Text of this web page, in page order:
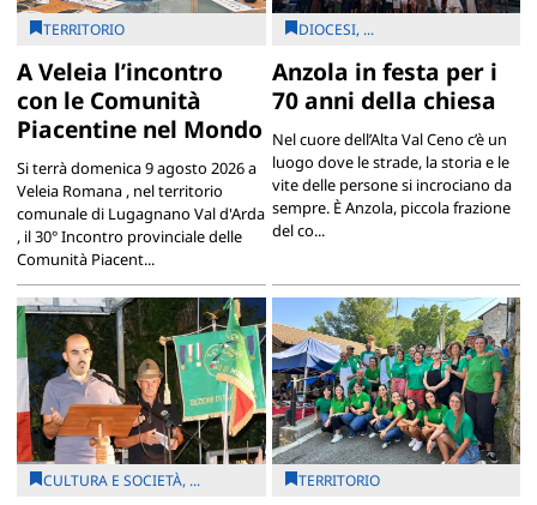
TERRITORIO
A Veleia l’incontro
con le Comunità
Piacentine nel Mondo
Si terrà domenica 9 agosto 2026 a
Veleia Romana , nel territorio
comunale di Lugagnano Val d'Arda
, il 30° Incontro provinciale delle
Comunità Piacent...
DIOCESI, ...
Anzola in festa per i
70 anni della chiesa
Nel cuore dell’Alta Val Ceno c’è un
luogo dove le strade, la storia e le
vite delle persone si incrociano da
sempre. È Anzola, piccola frazione
del co...
CULTURA E SOCIETÀ, ... TERRITORIO